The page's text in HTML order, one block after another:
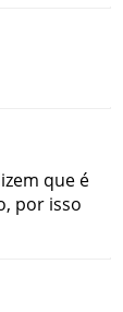
que é
, por isso